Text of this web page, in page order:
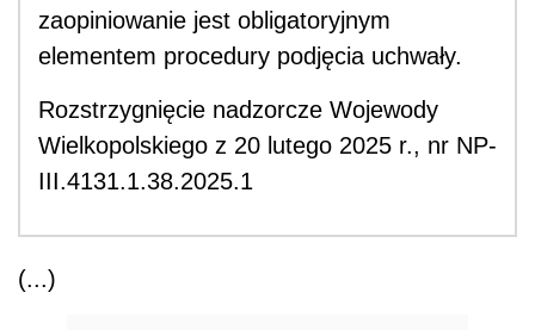
zaopiniowanie jest obligatoryjnym
elementem procedury podjęcia uchwały.
Rozstrzygnięcie nadzorcze Wojewody
Wielkopolskiego z 20 lutego 2025 r., nr NP-
III.4131.1.38.2025.1
(...)